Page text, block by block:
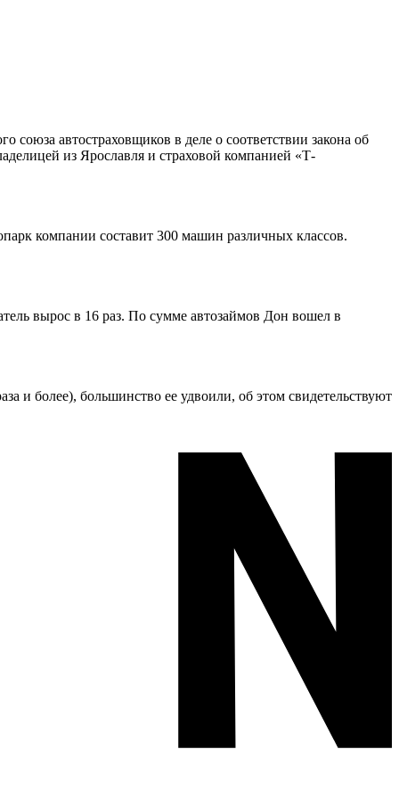
автостраховщиков в деле о соответствии закона об
из Ярославля и страховой компанией «Т-
компании составит 300 машин различных классов.
вырос в 16 раз. По сумме автозаймов Дон вошел в
и более), большинство ее удвоили, об этом свидетельствуют